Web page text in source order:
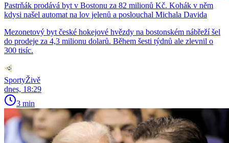
Pastrňák prodává byt v Bostonu za 82 milionů Kč. Kohák v něm
kdysi našel automat na lov jelenů a poslouchal Michala Davida
Mezonetový byt české hokejové hvězdy na bostonském nábřeží šel
do prodeje za 4,3 milionu dolarů. Během šesti týdnů ale zlevnil o
300 tisíc.
SportyŽivě
dnes, 18:29
3 min